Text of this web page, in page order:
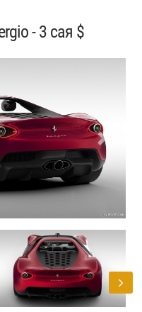
- 3 сая $
Next